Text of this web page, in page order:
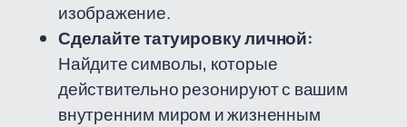
изображение.
Сделайте татуировку личной:
Найдите символы, которые
действительно резонируют с вашим
внутренним миром и жизненным